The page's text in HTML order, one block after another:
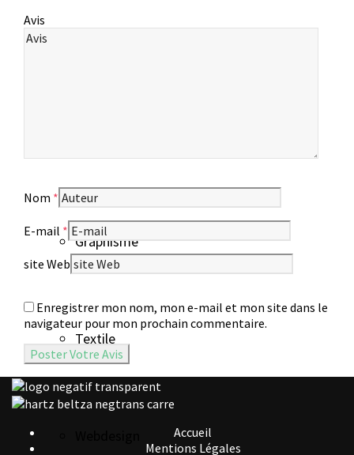
Graphisme
Textile
Avis
Nom *
E-mail *
site Web
Enregistrer mon nom, mon e-mail et mon site dans le
navigateur pour mon prochain commentaire.
Accueil
Mentions Légales